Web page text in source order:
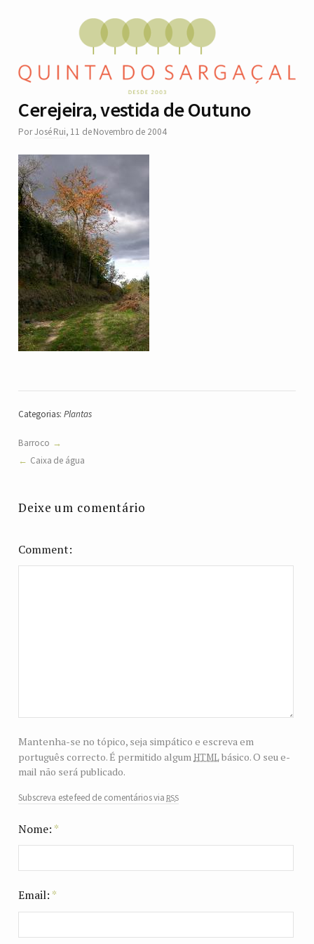
Cerejeira, vestida de Outuno
PorJosé Rui, 11 de Novembro de 2004
Categorias: Plantas
Barroco
Caixa de água
Deixe um comentário
Comment
Mantenha-se no tópico, seja simpático e escreva em
português correcto. É permitido algum htmlbásico. O seu e-
mail não será publicado.
Subscreva este feed de comentários via rss
Nome: *
Email: *